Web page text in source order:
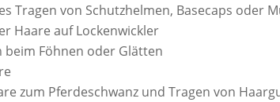
Tragen von Schutzhelmen, Basecaps oder
Haare auf Lockenwickler
beim Föhnen oder Glätten
zum Pferdeschwanz und Tragen von